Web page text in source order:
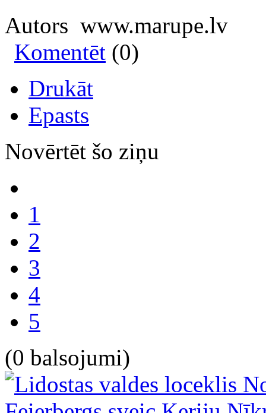
Autors www.marupe.lv
Komentēt (0)
Drukāt
Epasts
Novērtēt šo ziņu
1
2
3
4
5
(0 balsojumi)